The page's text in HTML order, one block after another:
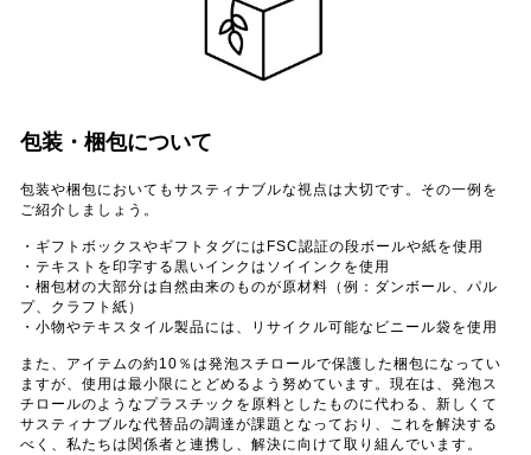
包装・梱包について
包装や梱包においてもサスティナブルな視点は大切です。その一例を
ご紹介しましょう。
・ギフトボックスやギフトタグにはFSC認証の段ボールや紙を使用
・テキストを印字する黒いインクはソイインクを使用
・梱包材の大部分は自然由来のものが原材料（例：ダンボール、パル
プ、クラフト紙）
・小物やテキスタイル製品には、リサイクル可能なビニール袋を使用
また、アイテムの約10％は発泡スチロールで保護した梱包になってい
ますが、使用は最小限にとどめるよう努めています。現在は、発泡ス
チロールのようなプラスチックを原料としたものに代わる、新しくて
サスティナブルな代替品の調達が課題となっており、これを解決する
べく、私たちは関係者と連携し、解決に向けて取り組んでいます。